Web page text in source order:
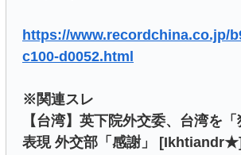
https://www.recordchina.co.jp/
c100-d0052.html
※関連スレ
【台湾】英下院外交委、台湾を
表現 外交部「感謝」 [Ikhtiandr★]